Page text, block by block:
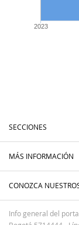
2023
SECCIONES
MÁS INFORMACIÓN
CONOZCA
Info general del